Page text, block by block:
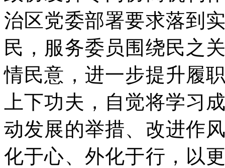
治区党委部署要求落到
民，服务委员围绕民之
情民意，进一步提升履
上下功夫，自觉将学习
动发展的举措、改进作
化于心、外化于行，以